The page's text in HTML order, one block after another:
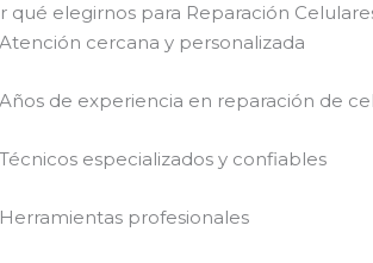
qué elegirnos para Reparación
Atención cercana y personalizada
Años de experiencia en reparación de
Técnicos especializados y confiables
Herramientas profesionales